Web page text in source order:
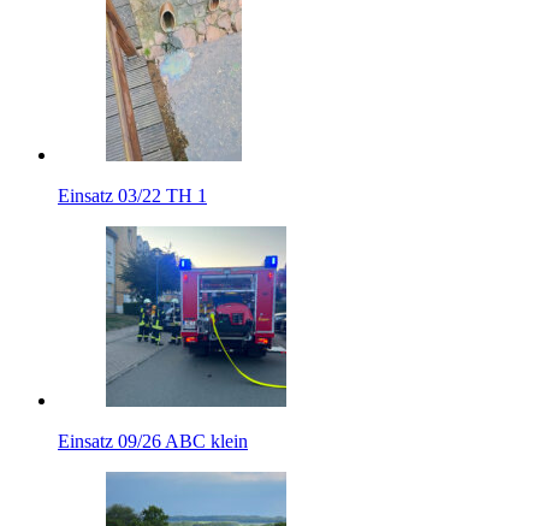
Einsatz 03/22 TH 1
Einsatz 09/26 ABC klein